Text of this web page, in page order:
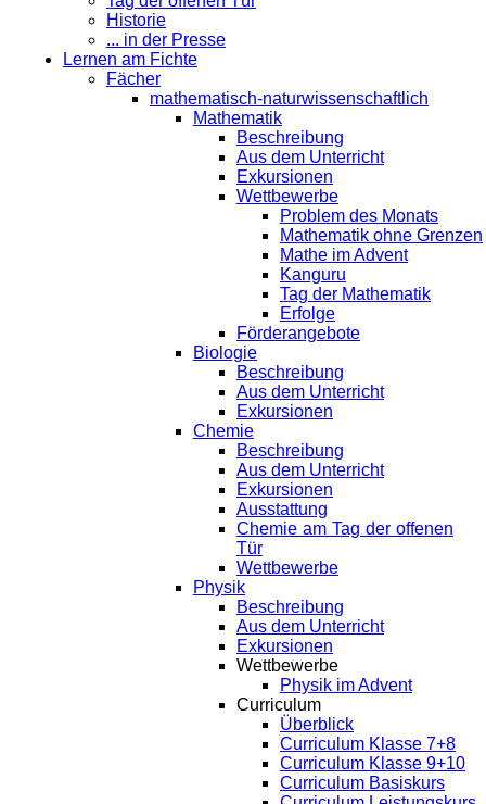
Historie
... in der Presse
Lernen am Fichte
Fächer
mathematisch-naturwissenschaftlich
Mathematik
Beschreibung
Aus dem Unterricht
Exkursionen
Wettbewerbe
Problem des Monats
Mathematik ohne Grenzen
Mathe im Advent
Kanguru
Tag der Mathematik
Erfolge
Förderangebote
Biologie
Beschreibung
Aus dem Unterricht
Exkursionen
Chemie
Beschreibung
Aus dem Unterricht
Exkursionen
Ausstattung
Chemie am Tag der offenen
Tür
Wettbewerbe
Physik
Beschreibung
Aus dem Unterricht
Exkursionen
Wettbewerbe
Physik im Advent
Curriculum
Überblick
Curriculum Klasse 7+8
Curriculum Klasse 9+10
Curriculum Basiskurs